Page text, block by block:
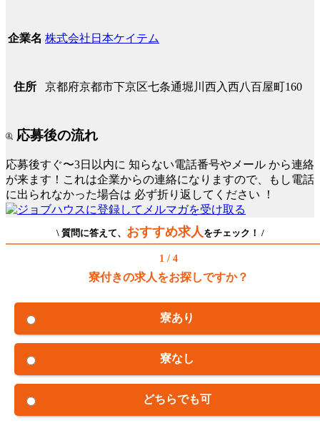
企業名 株式会社日本ケイテム
住所 京都府京都市下京区七条通堀川西入西八百屋町160
応募後の流れ
応募後すぐ〜3日以内に 知らない電話番号やメール から連絡
が来ます！これは企業からの連絡になりますので、もし電話
に出られなかった場合は 必ず折り返してください ！
\ 質問に答えて、 おすすめ求人をチェック！ /
1 / 4
寮付きの求人をお探しですか？
寮あり
寮なし
どちらでも可